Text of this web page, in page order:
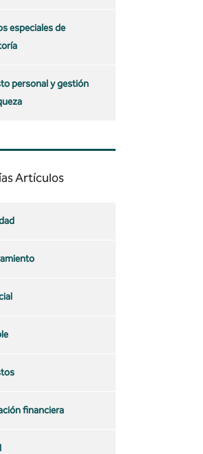
especiales de
personal y gestión
Artículos
financiera